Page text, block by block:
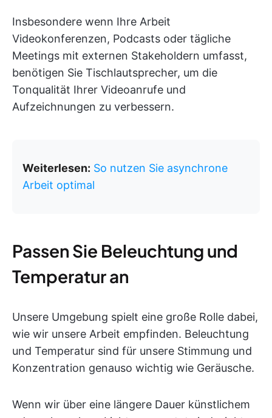
Insbesondere wenn Ihre Arbeit
Videokonferenzen, Podcasts oder tägliche
Meetings mit externen Stakeholdern umfasst,
benötigen Sie Tischlautsprecher, um die
Tonqualität Ihrer Videoanrufe und
Aufzeichnungen zu verbessern.
Weiterlesen: So nutzen Sie asynchrone
Arbeit optimal
Passen Sie Beleuchtung und
Temperatur an
Unsere Umgebung spielt eine große Rolle dabei,
wie wir unsere Arbeit empfinden. Beleuchtung
und Temperatur sind für unsere Stimmung und
Konzentration genauso wichtig wie Geräusche.
Wenn wir über eine längere Dauer künstlichem